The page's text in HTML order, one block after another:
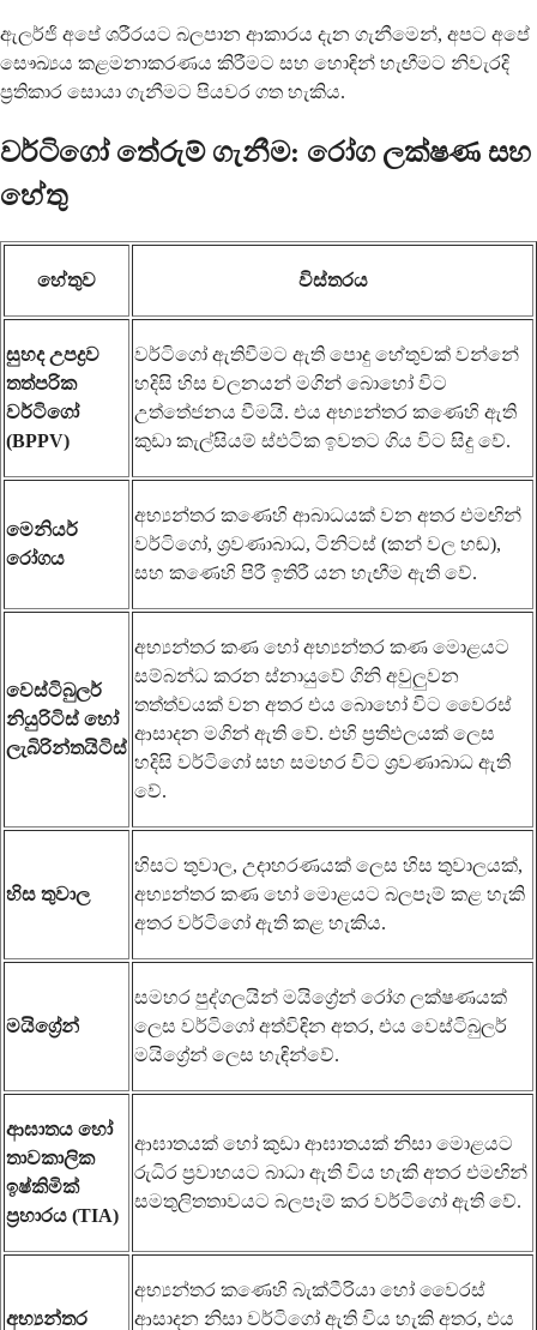
ඇලර්ජි අපේ ශරීරයට බලපාන ආකාරය දැන ගැනීමෙන්, අපට අපේ
සෞඛ්‍යය කළමනාකරණය කිරීමට සහ හොඳින් හැඟීමට නිවැරදි
ප්‍රතිකාර සොයා ගැනීමට පියවර ගත හැකිය.
වර්ටිගෝ තේරුම් ගැනීම: රෝග ලක්ෂණ සහ
හේතු
හේතුව විස්තරය
සුහද උපද්‍රව
තත්පරික
වර්ටිගෝ
(BPPV)
වර්ටිගෝ ඇතිවීමට ඇති පොදු හේතුවක් වන්නේ
හදිසි හිස චලනයන් මගින් බොහෝ විට
උත්තේජනය වීමයි. එය අභ්‍යන්තර කණෙහි ඇති
කුඩා කැල්සියම් ස්ඵටික ඉවතට ගිය විට සිදු වේ.
මෙනියර්
රෝගය
අභ්‍යන්තර කණෙහි ආබාධයක් වන අතර එමඟින්
වර්ටිගෝ, ශ්‍රවණාබාධ, ටිනිටස් (කන් වල හඬ),
සහ කණෙහි පිරී ඉතිරී යන හැඟීම ඇති වේ.
වෙස්ටිබුලර්
නියුරිටිස් හෝ
ලැබිරින්තයිටිස්
අභ්‍යන්තර කණ හෝ අභ්‍යන්තර කණ මොළයට
සම්බන්ධ කරන ස්නායුවේ ගිනි අවුලුවන
තත්ත්වයක් වන අතර එය බොහෝ විට වෛරස්
ආසාදන මගින් ඇති වේ. එහි ප්‍රතිඵලයක් ලෙස
හදිසි වර්ටිගෝ සහ සමහර විට ශ්‍රවණාබාධ ඇති
වේ.
හිස තුවාල
හිසට තුවාල, උදාහරණයක් ලෙස හිස තුවාලයක්,
අභ්‍යන්තර කණ හෝ මොළයට බලපෑම් කළ හැකි
අතර වර්ටිගෝ ඇති කළ හැකිය.
මයිග්‍රේන්
සමහර පුද්ගලයින් මයිග්‍රේන් රෝග ලක්ෂණයක්
ලෙස වර්ටිගෝ අත්විඳින අතර, එය වෙස්ටිබුලර්
මයිග්‍රේන් ලෙස හැඳින්වේ.
ආඝාතය හෝ
තාවකාලික
ඉෂ්කිමික්
ප්‍රහාරය (TIA)
ආඝාතයක් හෝ කුඩා ආඝාතයක් නිසා මොළයට
රුධිර ප්‍රවාහයට බාධා ඇති විය හැකි අතර එමඟින්
සමතුලිතතාවයට බලපෑම් කර වර්ටිගෝ ඇති වේ.
අභ්‍යන්තර
අභ්‍යන්තර කණෙහි බැක්ටීරියා හෝ වෛරස්
ආසාදන නිසා වර්ටිගෝ ඇති විය හැකි අතර, එය